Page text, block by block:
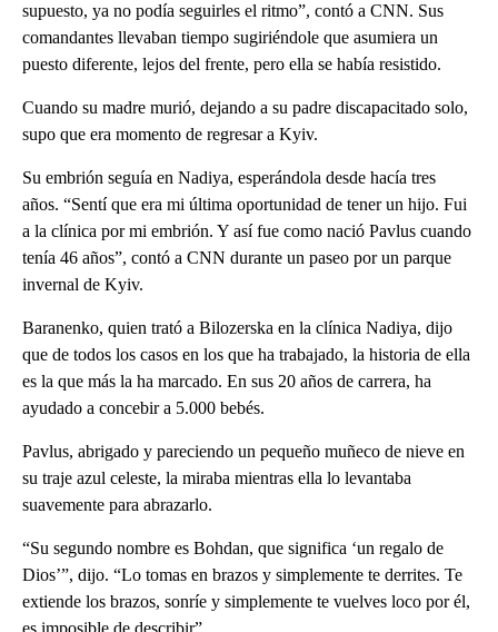
supuesto, ya no podía seguirles el ritmo”, contó a CNN. Sus
comandantes llevaban tiempo sugiriéndole que asumiera un
puesto diferente, lejos del frente, pero ella se había resistido.
Cuando su madre murió, dejando a su padre discapacitado solo,
supo que era momento de regresar a Kyiv.
Su embrión seguía en Nadiya, esperándola desde hacía tres
años. “Sentí que era mi última oportunidad de tener un hijo. Fui
a la clínica por mi embrión. Y así fue como nació Pavlus cuando
tenía 46 años”, contó a CNN durante un paseo por un parque
invernal de Kyiv.
Baranenko, quien trató a Bilozerska en la clínica Nadiya, dijo
que de todos los casos en los que ha trabajado, la historia de ella
es la que más la ha marcado. En sus 20 años de carrera, ha
ayudado a concebir a 5.000 bebés.
Pavlus, abrigado y pareciendo un pequeño muñeco de nieve en
su traje azul celeste, la miraba mientras ella lo levantaba
suavemente para abrazarlo.
“Su segundo nombre es Bohdan, que significa ‘un regalo de
Dios’”, dijo. “Lo tomas en brazos y simplemente te derrites. Te
extiende los brazos, sonríe y simplemente te vuelves loco por él,